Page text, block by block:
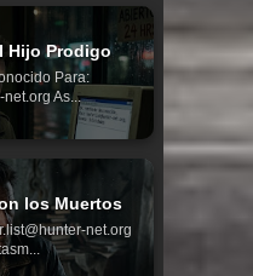
Hijo Prodigo
Para:
As...
los Muertos
net.org